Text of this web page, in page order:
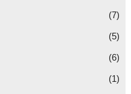
(7)
(5)
(6)
(1)